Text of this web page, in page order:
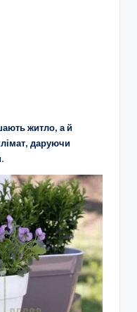
житло, а й
даруючи